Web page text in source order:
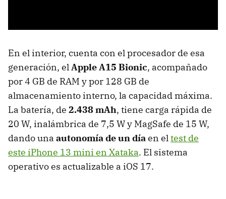
En el interior, cuenta con el procesador de esa
generación, elApple A15 Bionic, acompañado
por 4 GB de RAM y por 128 GB de
almacenamiento interno, la capacidad máxima.
La batería, de 2.438 mAh, tiene carga rápida de
20 W, inalámbrica de 7,5 W y MagSafe de 15 W,
dando una autonomía de un díaen eltest de
este iPhone 13 mini en Xataka. El sistema
operativo es actualizable a iOS 17.